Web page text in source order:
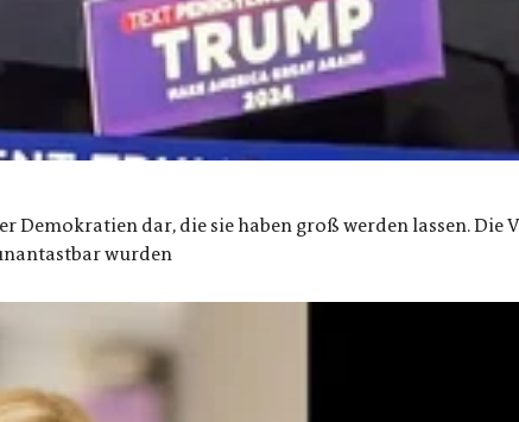
dar, die sie haben groß werden lassen. Die
wurden